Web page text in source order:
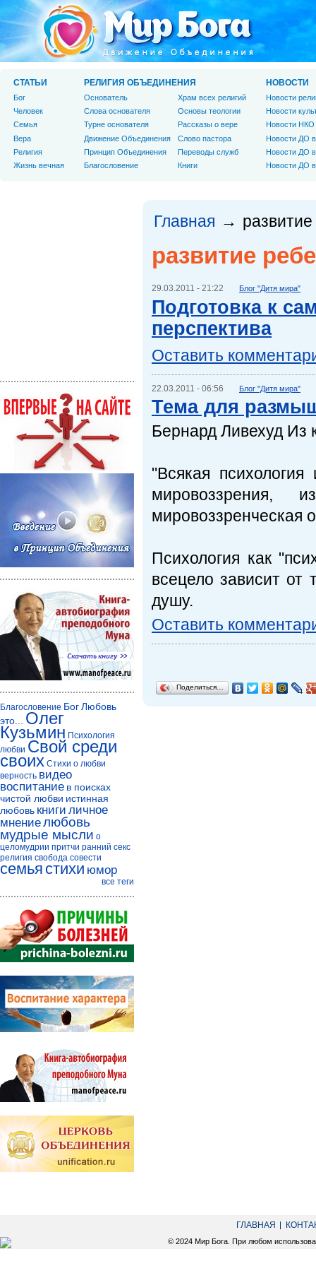
Главная →
развитие
29.03.2011 - 21:22 Блог "Дитя мира"
Подготовка к
перспектива
Оставить
22.03.2011 - 06:56 Блог "Дитя мира"
Тема для
Бернард Ливехуд Из
"Всякая психология
мировоззрения,
мировоззренческая
Психология как
всецело зависит от
душу.
Оставить
Поделиться…
СТАТЬИ
Бог
Человек
Cемья
Вера
Религия
Жизнь вечная
РЕЛИГИЯ ОБЪЕДИНЕНИЯ
Основатель
Слова основателя
Турне основателя
Движение Объединения
Принцип Объединения
Благословение
Храм всех религий
Основы теологии
Рассказы о вере
Слово пастора
Переводы служб
Книги
НОВОСТИ
Новости
Новости
Новости НКО
Новости ДО
Новости ДО
Новости ДО
Благословение БогЛюбовь
это...
Олег
Кузьмин Психология
любви Свой среди
своих Стихи о любви
верность видео
воспитание в поисках
чистой любви истинная
любовь книги личное
мнениелюбовь
мудрые мысли о
целомудрии притчи ранний секс
религия свобода совести
семья стихи юмор
все теги
ГЛАВНАЯ
© 2024 Мир Бога. При любом